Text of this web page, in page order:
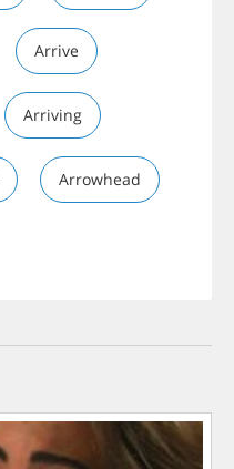
Arrive
Arriving
Arrowhead